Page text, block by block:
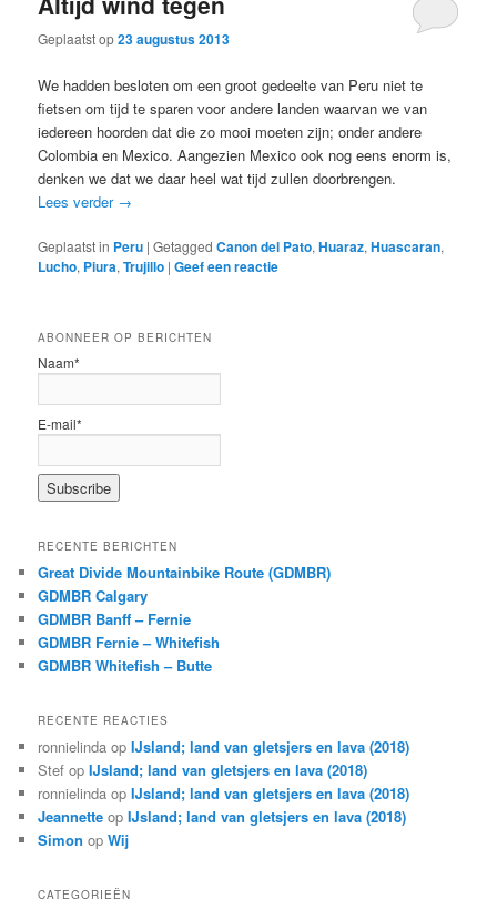
Geplaatst op23 augustus 2013
We hadden besloten om een groot gedeelte van Peru niet te
fietsen om tijd te sparen voor andere landen waarvan we van
iedereen hoorden dat die zo mooi moeten zijn; onder andere
Colombia en Mexico. Aangezien Mexico ook nog eens enorm is,
denken we dat we daar heel wat tijd zullen doorbrengen.
Lees verder →
Geplaatst in Peru |Getagged Canon del Pato,Huaraz,Huascaran,
Lucho, Piura,Trujillo |Geef een reactie
ABONNEER OP BERICHTEN
Naam*
E-mail*
RECENTE BERICHTEN
Great Divide Mountainbike Route (GDMBR)
GDMBR Calgary
GDMBR Banff – Fernie
GDMBR Fernie – Whitefish
GDMBR Whitefish – Butte
RECENTE REACTIES
ronnielinda opIJsland; land van gletsjers en lava (2018)
Stef opIJsland; land van gletsjers en lava (2018)
ronnielinda opIJsland; land van gletsjers en lava (2018)
Jeannette opIJsland; land van gletsjers en lava (2018)
Simon opWij
CATEGORIEËN